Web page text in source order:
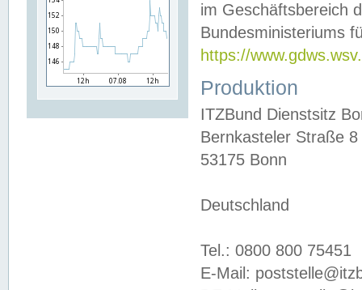
im Geschäftsbereich
Bundesministeriums
https://
Produktion
ITZBund Dienstsitz
Bernkasteler Straße 8
53175 Bonn
Deutschland
Tel.: 0800 800 75451
E-Mail: